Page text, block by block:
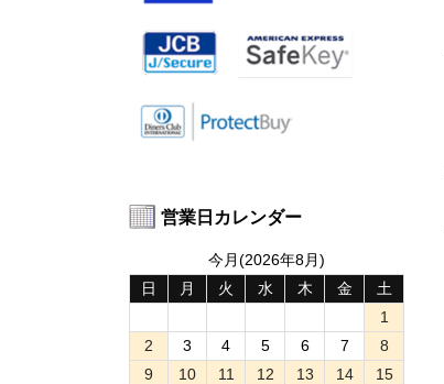
営業日カレンダー
今月(2026年8月)
日
月 火 水 木 金
土
1
2
3 4 5 6 7
8
9
10 11 12 13 14
15